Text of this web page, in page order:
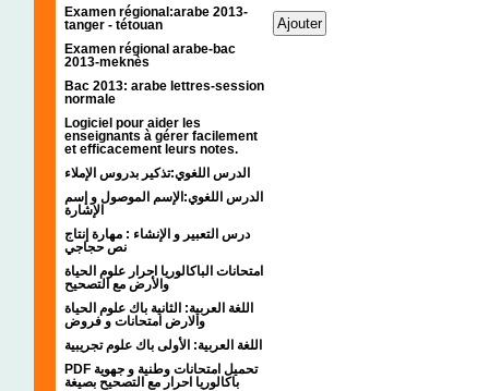
Examen régional:arabe 2013-
tanger - tétouan
Examen régional arabe-bac
2013-meknès
Bac 2013: arabe lettres-session
normale
Logiciel pour aider les
enseignants à gérer facilement
et efficacement leurs notes.
الدرس اللغوي:تذكير بدروس الإملاء
الدرس اللغوي:الإسم الموصول و إسم
الإشارة
درس التعبير و الإنشاء : مهارة إنتاج
نص حجاجي
امتحانات الباكالوريا احرار علوم الحياة
والأرض مع التصحيح
اللغة العربية: الثانية باك علوم الحياة
والارض امتحانات و فروض
اللغة العربية: الأولى باك علوم تجريبية
PDF تحميل امتحانات وطنية و جهوية
باكالوريا احرار مع التصحيح بصيغة